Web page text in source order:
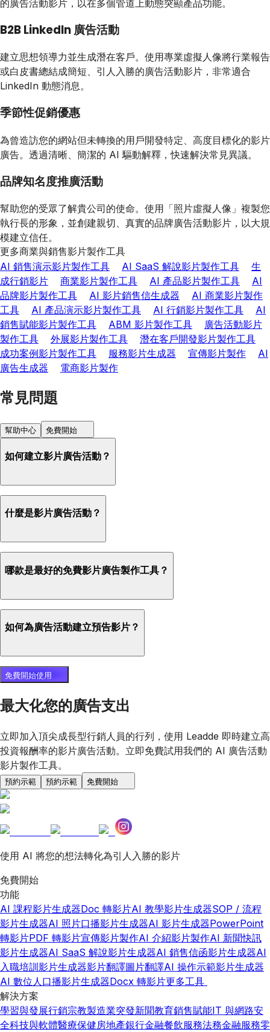
的廣告活動影片，以在多個管道上動態突顯產品功能。
B2B LinkedIn 廣告活動
建立思想領導力並生成潛在客戶。使用專業虛擬人像將行業報告
或白皮書總結成簡短、引人入勝的廣告活動影片，非常適合
LinkedIn 動態消息。
季節性促銷優惠
為曾造訪您的網站但未轉換的用戶開發特定、高度目標化的影片
廣告。透過清晰、簡潔的 AI 驅動解釋，快速解決常見異議。
品牌知名度推廣活動
幫助您的受眾了解貴公司的使命。使用「照片虛擬人像」複製您
執行長的形象，並創建親切、真實的品牌廣告活動影片，以大規
模建立信任。
更多商業與銷售影片製作工具
AI 銷售演示影片製作工具 AI SaaS 解說影片製作工具
生
成行銷影片
商業影片製作工具 AI 產品影片製作工具
AI
品牌影片製作工具
AI 影片銷售信生成器
AI 商業影片製作
工具
AI 產品演示影片製作工具 AI 行銷影片製作工具
AI
銷售賦能影片製作工具
ABM 影片製作工具
廣告活動影片
製作工具
外展影片製作工具
潛在客戶開發影片製作工具
成功案例影片製作工具
服務影片生成器 宣傳影片製作
AI
廣告生成器
電商影片製作
常見問題
幫助中心 免費開始
如何建立影片廣告活動？
什麼是影片廣告活動？
哪款是最好的免費影片廣告製作工具？
如何為廣告活動建立預告影片？
免費開始使用
最大化您的廣告支出
立即加入頂尖成長型行銷人員的行列，使用 Leadde 即時建立高
投資報酬率的影片廣告活動。立即免費試用我們的 AI 廣告活動
影片製作工具。
預約示範 預約示範 免費開始
使用 AI 將您的想法轉化為引人入勝的影片
免費開始
功能
AI 課程影片生成器Doc 轉影片AI 教學影片生成器SOP / 流程
影片生成器AI 照片口播影片生成器AI 影片生成器PowerPoint
轉影片PDF 轉影片宣傳影片製作AI 介紹影片製作AI 新聞快訊
影片生成器AI SaaS 解說影片生成器AI 銷售信函影片生成器AI
入職培訓影片生成器影片翻譯圖片翻譯AI 操作示範影片生成器
AI 數位人口播影片生成器Docx 轉影片更多工具
解決方案
學習與發展行銷宗教製造業突發新聞教育銷售賦能IT 與網路安
全科技與軟體醫療保健房地產銀行金融餐飲服務法務金融服務零